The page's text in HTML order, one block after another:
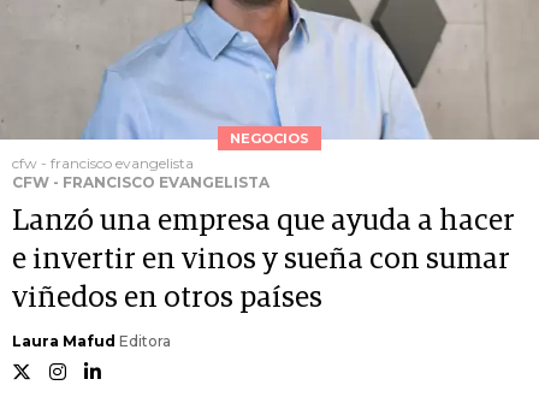
NEGOCIOS
cfw - francisco evangelista
CFW - FRANCISCO EVANGELISTA
Lanzó una empresa que ayuda a hacer
e invertir en vinos y sueña con sumar
viñedos en otros países
Laura Mafud Editora